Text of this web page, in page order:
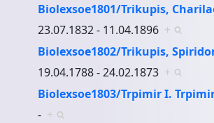
Biolexsoe1801/Trikupis,
23.07.1832 - 11.04.1896 +
Biolexsoe1802/Trikupis,
19.04.1788 - 24.02.1873 +
Biolexsoe1803/Trpimir I.
- +